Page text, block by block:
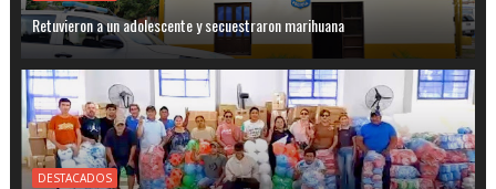
Retuvieron a un adolescente y secuestraron marihuana
DESTACADOS